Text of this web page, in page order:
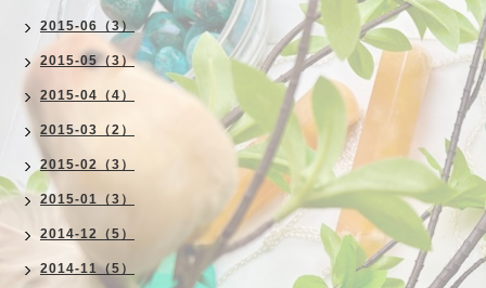
2015-06（3）
2015-05（3）
2015-04（4）
2015-03（2）
2015-02（3）
2015-01（3）
2014-12（5）
2014-11（5）